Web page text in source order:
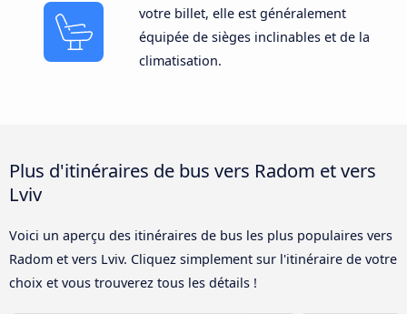
votre billet, elle est généralement
équipée de sièges inclinables et de la
climatisation.
Plus d'itinéraires de bus vers Radom et vers
Lviv
Voici un aperçu des itinéraires de bus les plus populaires vers
Radom et vers Lviv. Cliquez simplement sur l'itinéraire de votre
choix et vous trouverez tous les détails !